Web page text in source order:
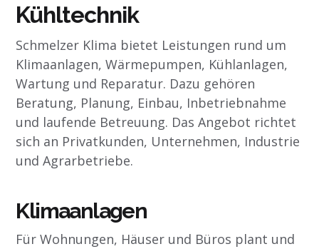
Kühltechnik
Schmelzer Klima bietet Leistungen rund um
Klimaanlagen, Wärmepumpen, Kühlanlagen,
Wartung und Reparatur. Dazu gehören
Beratung, Planung, Einbau, Inbetriebnahme
und laufende Betreuung. Das Angebot richtet
sich an Privatkunden, Unternehmen, Industrie
und Agrarbetriebe.
Klimaanlagen
Für Wohnungen, Häuser und Büros plant und